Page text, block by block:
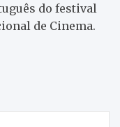
do festival
de Cinema.